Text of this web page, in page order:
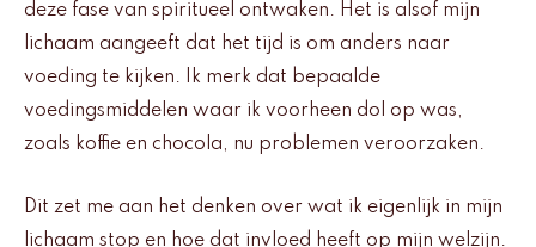
deze fase van spiritueel ontwaken. Het is alsof mijn
lichaam aangeeft dat het tijd is om anders naar
voeding te kijken. Ik merk dat bepaalde
voedingsmiddelen waar ik voorheen dol op was,
zoals koffie en chocola, nu problemen veroorzaken.
Dit zet me aan het denken over wat ik eigenlijk in mijn
lichaam stop en hoe dat invloed heeft op mijn welzijn.